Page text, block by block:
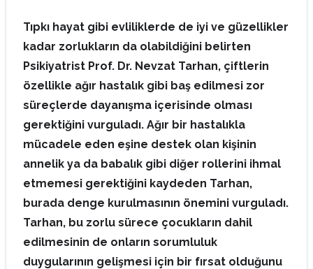
Tıpkı hayat gibi evliliklerde de iyi ve güzellikler
kadar zorlukların da olabildiğini belirten
Psikiyatrist Prof. Dr. Nevzat Tarhan, çiftlerin
özellikle ağır hastalık gibi baş edilmesi zor
süreçlerde dayanışma içerisinde olması
gerektiğini vurguladı. Ağır bir hastalıkla
mücadele eden eşine destek olan kişinin
annelik ya da babalık gibi diğer rollerini ihmal
etmemesi gerektiğini kaydeden Tarhan,
burada denge kurulmasının önemini vurguladı.
Tarhan, bu zorlu sürece çocukların dahil
edilmesinin de onların sorumluluk
duygularının gelişmesi için bir fırsat olduğunu